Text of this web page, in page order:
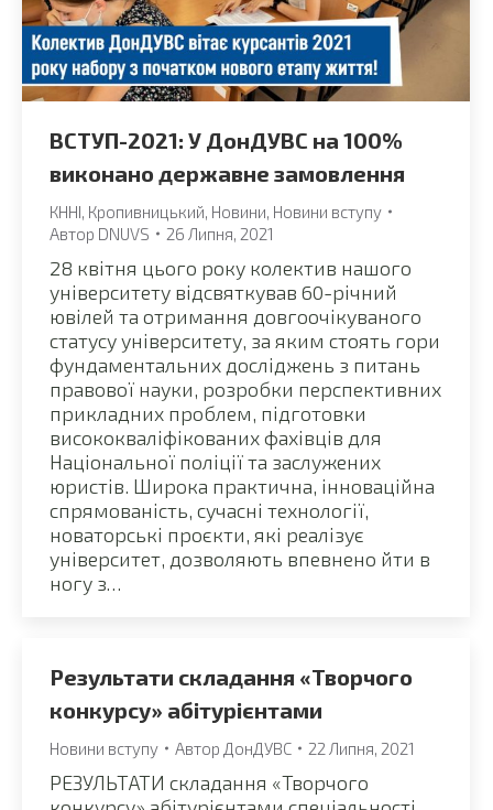
ВСТУП-2021: У ДонДУВС на 100%
виконано державне замовлення
КННІ Кропивницький Новини Новини вступу
Автор DNUVS 26 Липня, 2021
28 квітня цього року колектив нашого
університету відсвяткував 60-річний
ювілей та отримання довгоочікуваного
статусу університету, за яким стоять гори
фундаментальних досліджень з питань
правової науки, розробки перспективних
прикладних проблем, підготовки
висококваліфікованих фахівців для
Національної поліції та заслужених
юристів. Широка практична, інноваційна
спрямованість, сучасні технології,
новаторські проєкти, які реалізує
університет, дозволяють впевнено йти в
ногу з…
Результати складання «Творчого
конкурсу» абітурієнтами
Новини вступу Автор ДонДУВС 22 Липня, 2021
РЕЗУЛЬТАТИ складання «Творчого